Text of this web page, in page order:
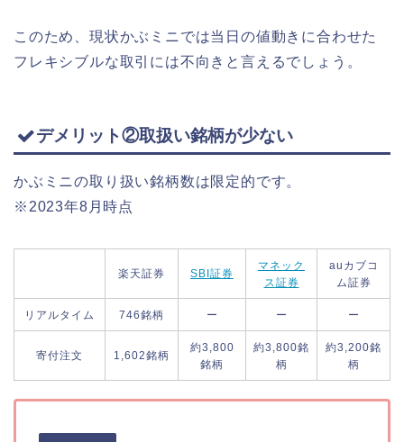
このため、現状かぶミニでは当日の値動きに合わせた
フレキシブルな取引には不向きと言えるでしょう。
デメリット②取扱い銘柄が少ない
かぶミニの取り扱い銘柄数は限定的です。
※2023年8月時点
楽天証券 SBI証券
マネック
ス証券
auカブコ
ム証券
リアルタイム 746銘柄 ー ー ー
寄付注文 1,602銘柄
約3,800
銘柄
約3,800銘
柄
約3,200銘
柄